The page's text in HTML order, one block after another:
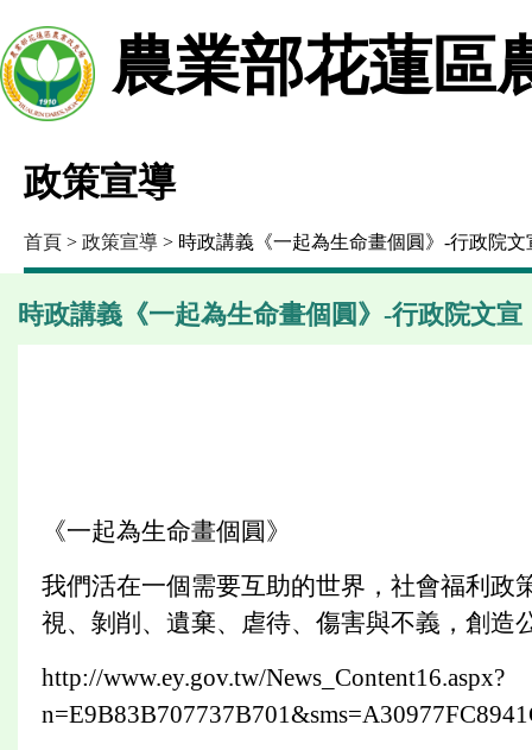
農業部花蓮區
政策宣導
首頁 > 政策宣導 > 時政講義《一起為生命畫個圓》-行政院文
時政講義《一起為生命畫個圓》-行政院文宣
《一起為生命畫個圓》
我們活在一個需要互助的世界，社會福利政
視、剝削、遺棄、虐待、傷害與不義，創造
http://www.ey.gov.tw/News_Content16.aspx?